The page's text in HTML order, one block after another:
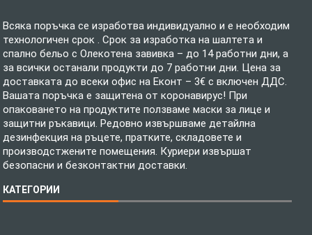
Всяка поръчка се изработва индивидуално и е необходим
технологичен срок . Срок за изработка на шалтета и
спално бельо с Олекотена завивка – до 14 работни дни, а
за всички останали продукти до 7 работни дни. Цена за
доставката до всеки офис на Еконт – 3€ с включен ДДС.
Вашата поръчка е защитена от коронавирус! При
опаковането на продуктите ползваме маски за лице и
защитни ръкавици. Редовно извършваме детайлна
дезинфекция на ръцете, пратките, складовете и
производстжените помещения. Куриери извършат
безопасни и безконтактни доставки.
КАТЕГОРИИ